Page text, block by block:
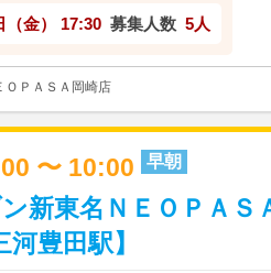
金） 17:30 募集人数 5人
ＯＰＡＳＡ岡崎店
〜 10:00 早朝
新東名ＮＥＯＰＡ
豊田駅】